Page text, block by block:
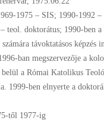
1975 – SIS; 1990-1992 –
teol. doktorátus; 1990-ben
távoktatásos képzés
ban megszervezője a
a Római Katolikus
majd 2012-től ismét dékánja. 1999-ben
-től 1977-ig